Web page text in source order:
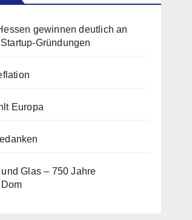
gewinnen deutlich an
Gründungen
Europa
Glas – 750 Jahre